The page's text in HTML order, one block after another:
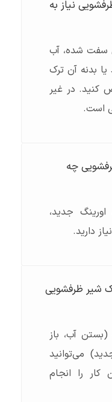
نیاز به
سفت شده، آب
بدنه آن ترک
کنید. در غیر
است.
چه
اورینگ جدید،
دارید.
شیر ظرفشویی
آب، باز
می‌توانید
کار را انجام